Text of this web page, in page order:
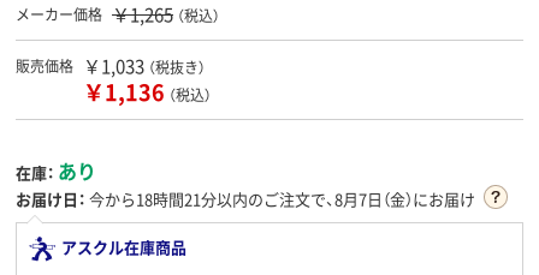
メーカー価格 ￥1,265 （税込）
販売価格 ￥1,033 （税抜き）
￥1,136 （税込）
在庫： あり
お届け日： 今から18時間21分以内のご注文で、8月7日（金）にお届け
アスクル在庫商品